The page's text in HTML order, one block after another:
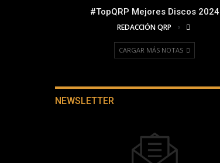
#TopQRP Mejores Discos 2024
REDACCIÓN QRP
CARGAR MÁS NOTAS
NEWSLETTER